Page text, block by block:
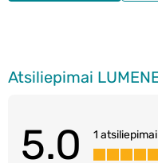
5.0 1 atsiliepimai